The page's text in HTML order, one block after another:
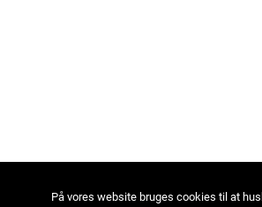
På vores website bruges cookies til at